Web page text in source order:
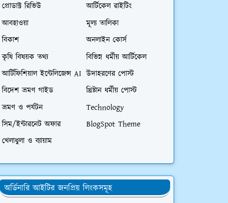
প্রোডাক্ট রিভিউ
আর্টিকেল রাইটিং
আবহাওয়া
মূল্য তালিকা
বিকাশ
অনলাইন কোর্স
কৃষি বিষয়ক তথ্য
বিভিন্ন ধর্মীয় আর্টিকেল
আর্টিফিশিয়াল ইন্টেলিজেন্স AI উদাহরণের পোস্ট
বিদেশ ভ্রমণ গাইড
খ্রিষ্টান ধর্মীয় পোস্ট
ভ্রমণ ও পর্যটন
Technology
সিম/ইন্টারনেট অফার
BlogSpot Theme
খেলাধুলা ও ব্যায়াম
অর্ডিনারি আইটির জনপ্রিয় লিংকসমূহ